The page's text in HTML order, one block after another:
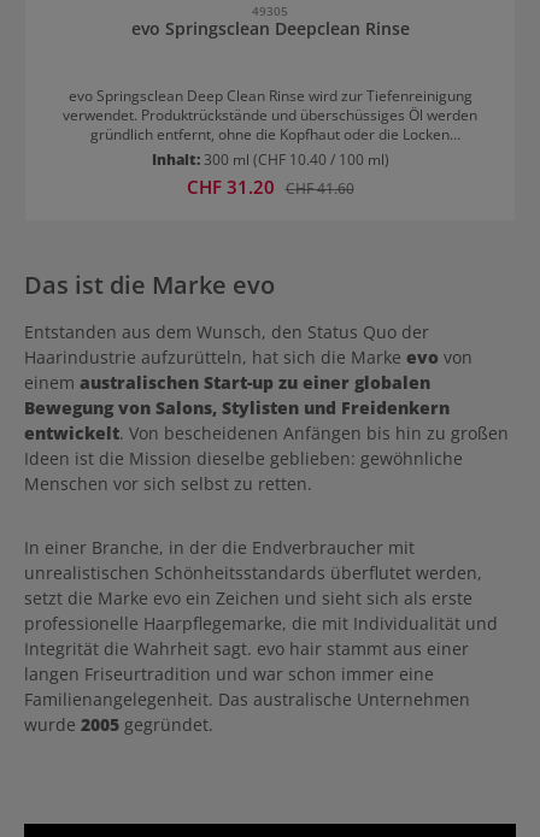
49305
evo Springsclean Deepclean Rinse
evo Springsclean Deep Clean Rinse wird zur Tiefenreinigung
verwendet. Produktrückstände und überschüssiges Öl werden
gründlich entfernt, ohne die Kopfhaut oder die Locken
auszutrocknen oder der Haarfarbe zu schädigen. Die
Feuchtigkeitsbalance in den Locken bleibt bestehen und die
natürliche Form bleibt erhalten. Frizz wird reduziert und das Haar
Produkt wird im nassen Haar angewandt und abschnittsweise
einmassieren und ausspülen. Den Vorgang wiederholen, um
bestmögliche Ergebnisse zu erzielen. Tipp: Danach sollte evo Head
Will Roll Co-Wash als Conditioner und evo Baby Got Bounce Curl
Treatment als Pflegebehandlung verwendet werden.
Inhalt: 300 ml (CHF 10.40 / 100 ml)
Verkaufspreis:
CHF 31.20 Regulärer Preis:
CHF 41.60
Das ist die Marke evo
Entstanden aus dem Wunsch, den Status Quo der
Haarindustrie aufzurütteln, hat sich die Marke evo von
einem australischen Start-up zu einer globalen
Bewegung von Salons, Stylisten und Freidenkern
entwickelt. Von bescheidenen Anfängen bis hin zu großen
Ideen ist die Mission dieselbe geblieben: gewöhnliche
Menschen vor sich selbst zu retten.
In einer Branche, in der die Endverbraucher mit
unrealistischen Schönheitsstandards überflutet werden,
setzt die Marke evo ein Zeichen und sieht sich als erste
professionelle Haarpflegemarke, die mit Individualität und
Integrität die Wahrheit sagt. evo hair stammt aus einer
langen Friseurtradition und war schon immer eine
Familienangelegenheit. Das australische Unternehmen
wurde 2005 gegründet.